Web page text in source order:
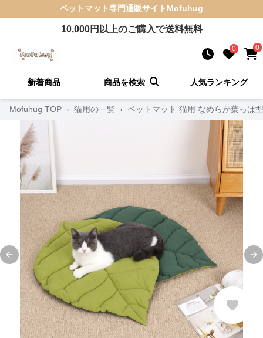
ペットマット専門通販サイト Mofuhug
10,000円以上のご購入で送料無料
0 0
新着商品 商品を検索 人気ランキング
Mofuhug TOP › 猫用の一覧 › ペットマット 猫用 なめらか葉っぱ
Previous slide